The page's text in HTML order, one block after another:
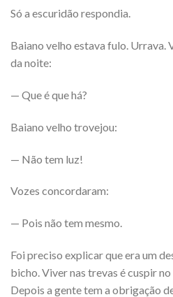
Só a escuridão respondia.
Baiano velho estava fulo. Urrava.
da noite:
— Que é que há?
Baiano velho trovejou:
— Não tem luz!
Vozes concordaram:
— Pois não tem mesmo.
Foi preciso explicar que era um
bicho. Viver nas trevas é cuspir
Depois a gente tem a obrigação